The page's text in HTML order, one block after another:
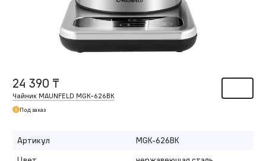
24 390 ₸
Чайник MAUNFELD MGK-626BK
Под заказ
Артикул
MGK-626BK